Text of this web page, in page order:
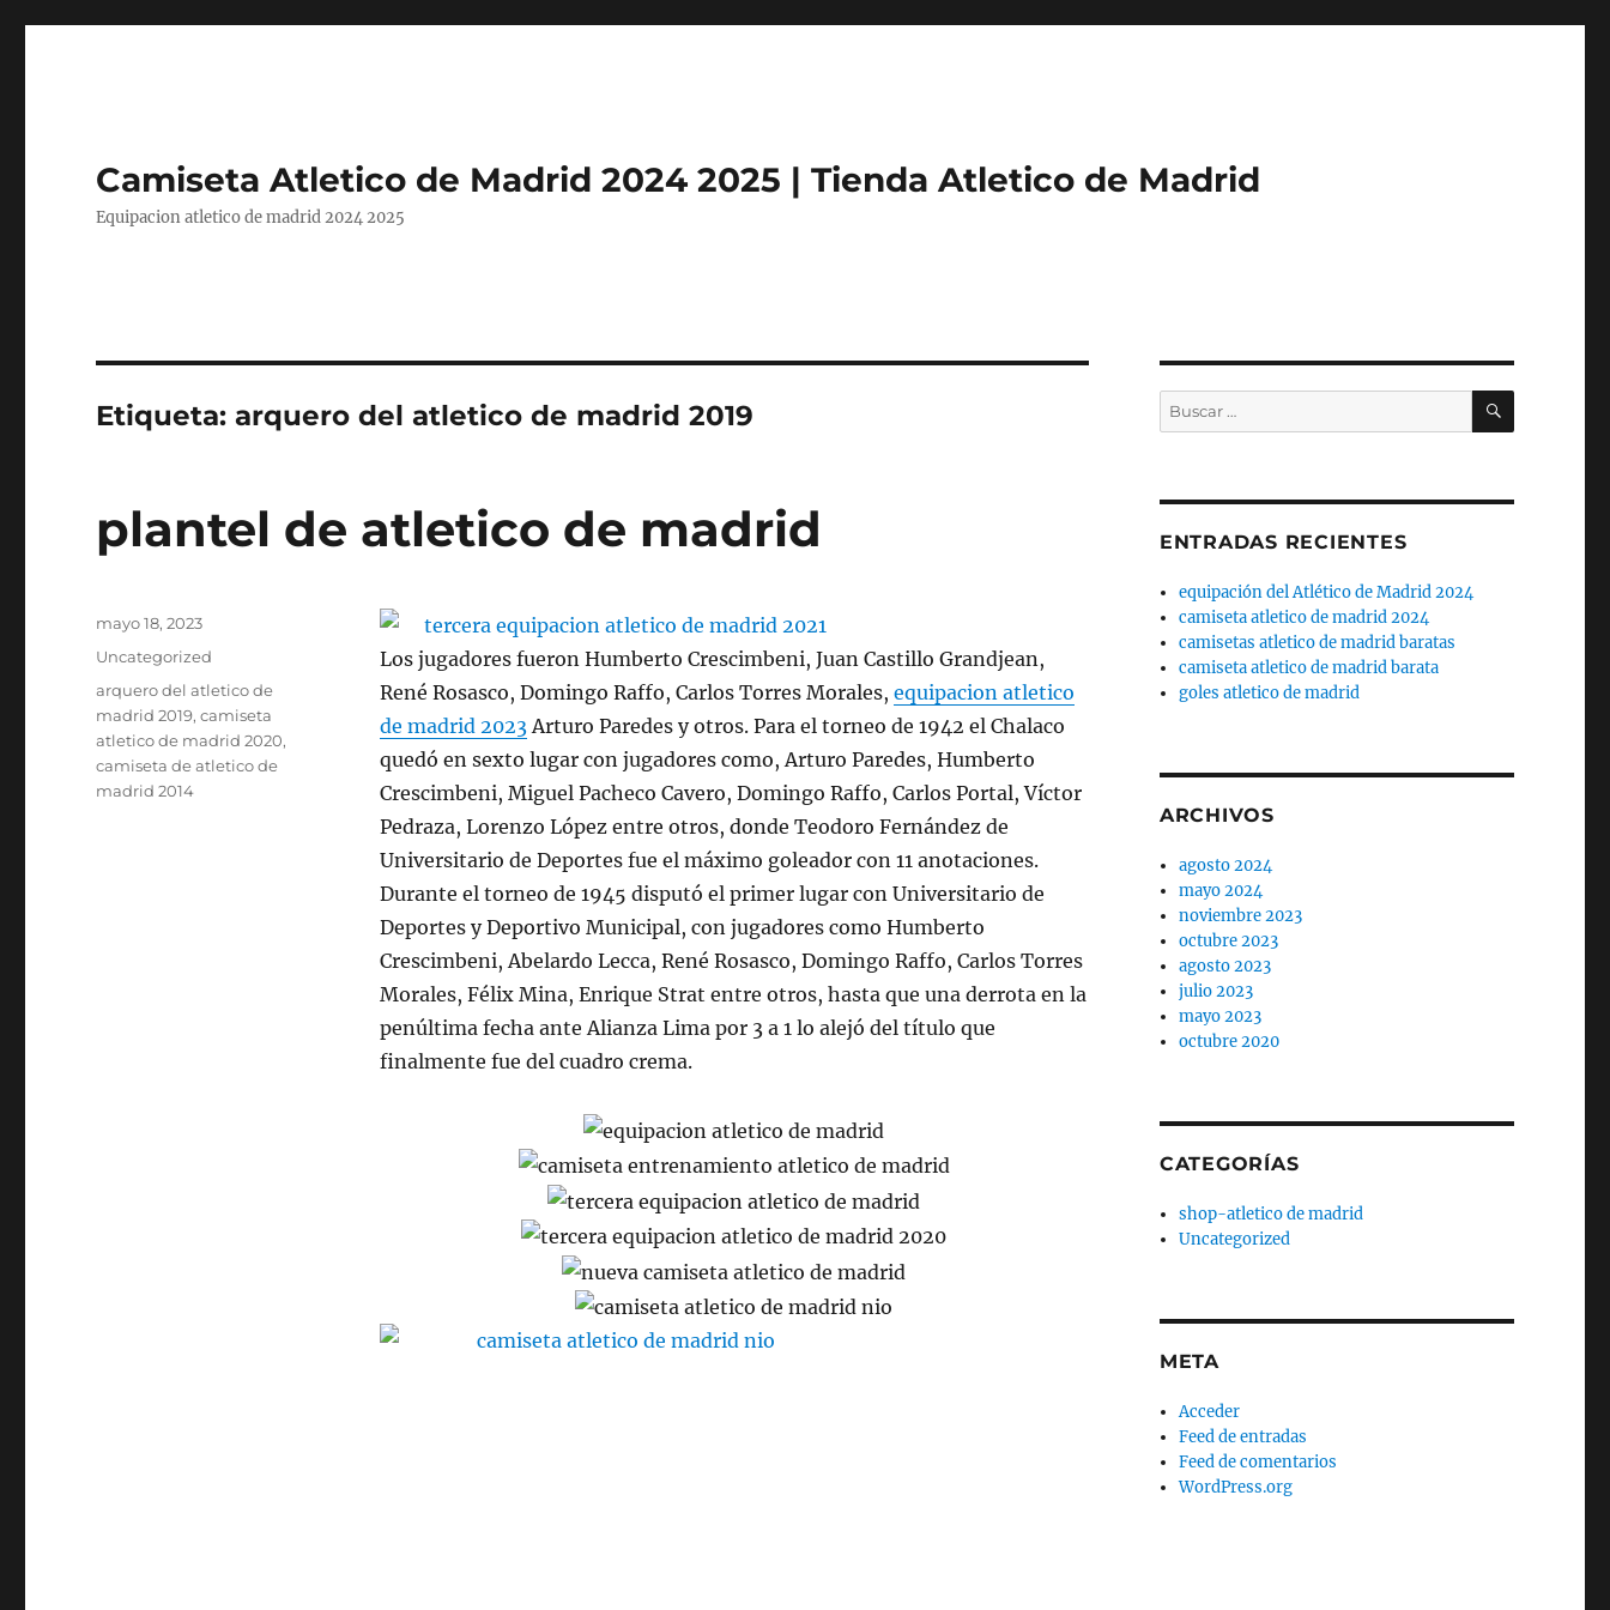
Camiseta Atletico de Madrid 2024 2025 | Tienda Atletico de Madrid
Equipacion atletico de madrid 2024 2025
Etiqueta:arquero del atletico de madrid 2019
plantel de atletico de madrid
Los jugadores fueron Humberto Crescimbeni, Juan Castillo Grandjean,
René Rosasco, Domingo Raffo, Carlos Torres Morales, equipacion atletico
de madrid 2023Arturo Paredes y otros. Para el torneo de 1942 el Chalaco
quedó en sexto lugar con jugadores como, Arturo Paredes, Humberto
Crescimbeni, Miguel Pacheco Cavero, Domingo Raffo, Carlos Portal, Víctor
Pedraza, Lorenzo López entre otros, donde Teodoro Fernández de
Universitario de Deportes fue el máximo goleador con 11 anotaciones.
Durante el torneo de 1945 disputó el primer lugar con Universitario de
Deportes y Deportivo Municipal, con jugadores como Humberto
Crescimbeni, Abelardo Lecca, René Rosasco, Domingo Raffo, Carlos Torres
Morales, Félix Mina, Enrique Strat entre otros, hasta que una derrota en la
penúltima fecha ante Alianza Lima por 3 a 1 lo alejó del título que
finalmente fue del cuadro crema.
Publicado
mayo 18, 2023
Categorías
Uncategorized
Etiquetas
arquero del atletico de
madrid 2019,camiseta
atletico de madrid 2020,
camiseta de atletico de
madrid 2014
Buscar
por:
BUSCAR
ENTRADAS RECIENTES
equipación del Atlético de Madrid 2024
camiseta atletico de madrid 2024
camisetas atletico de madrid baratas
camiseta atletico de madrid barata
goles atletico de madrid
ARCHIVOS
agosto 2024
mayo 2024
noviembre 2023
octubre 2023
agosto 2023
julio 2023
mayo 2023
octubre 2020
CATEGORÍAS
shop-atletico de madrid
Uncategorized
META
Acceder
Feed de entradas
Feed de comentarios
WordPress.org